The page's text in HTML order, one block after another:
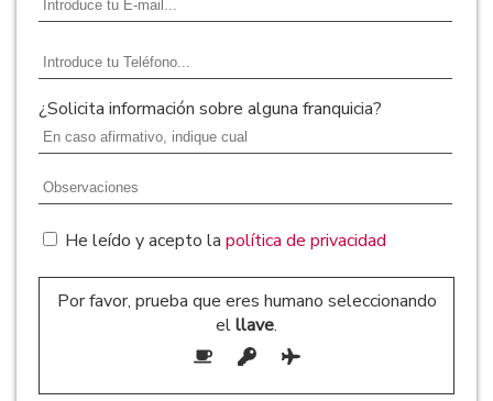
¿Solicita información sobre alguna franquicia?
He leído y acepto la política de privacidad
Por favor, prueba que eres humano seleccionando
elllave.